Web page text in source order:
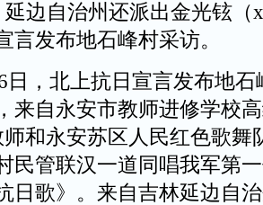
边自治州还派出金光铉（
言发布地石峰村采访。
，北上抗日宣言发布地石
来自永安市教师进修学校
和永安苏区人民红色歌舞
民管联汉一道同唱我军第
日歌》。来自吉林延边自